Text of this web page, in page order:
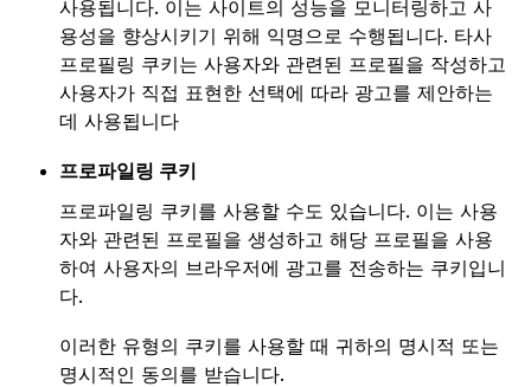
사용됩니다. 이는 사이트의 성능을 모니터링하고 사
용성을 향상시키기 위해 익명으로 수행됩니다. 타사
프로필링 쿠키는 사용자와 관련된 프로필을 작성하고
사용자가 직접 표현한 선택에 따라 광고를 제안하는
데 사용됩니다
프로파일링 쿠키
프로파일링 쿠키를 사용할 수도 있습니다. 이는 사용
자와 관련된 프로필을 생성하고 해당 프로필을 사용
하여 사용자의 브라우저에 광고를 전송하는 쿠키입니
다.
이러한 유형의 쿠키를 사용할 때 귀하의 명시적 또는
명시적인 동의를 받습니다.